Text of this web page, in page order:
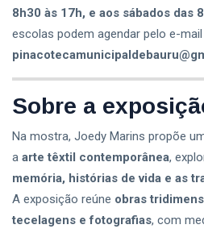
8h30 às 17h, e aos sábados das
escolas podem agendar pelo e-mail
Sobre a
Na mostra, Joedy Marins propõe
a arte têxtil contemporânea,
memória, histórias de vida e as
A exposição reúne obras
tecelagens e fotografias, com